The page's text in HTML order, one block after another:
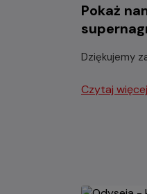
Pokaż
Dziękujemy
Czytaj więcej